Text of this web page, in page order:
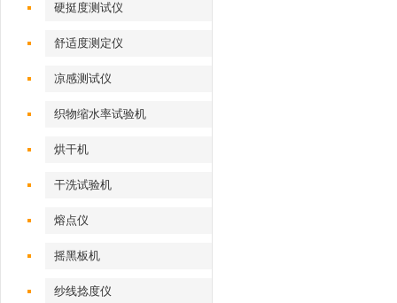
硬挺度测试仪
舒适度测定仪
凉感测试仪
织物缩水率试验机
烘干机
干洗试验机
熔点仪
摇黑板机
纱线捻度仪